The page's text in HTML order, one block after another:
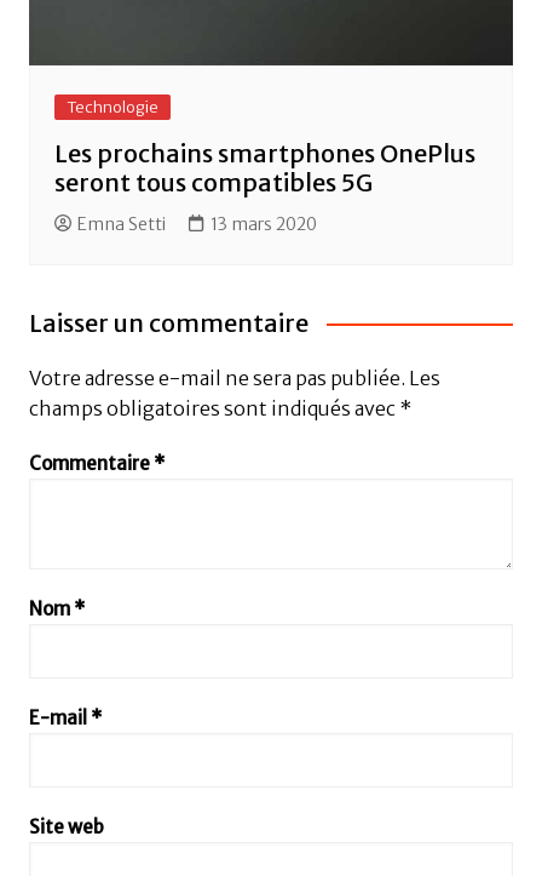
Technologie
Les prochains smartphones OnePlus
seront tous compatibles 5G
Emna Setti 13 mars 2020
Laisser un commentaire
Votre adresse e-mail ne sera pas publiée. Les
champs obligatoires sont indiqués avec *
Commentaire *
Nom *
E-mail *
Site web